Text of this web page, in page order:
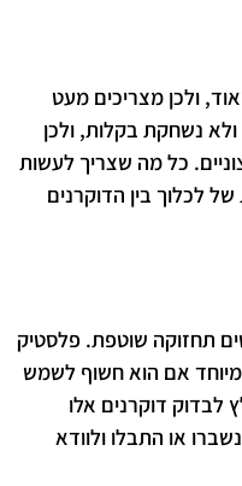
ולכן מצריכים מעט
ולא נשחקת בקלות, ולכן
כל מה שצריך לעשות
לכלוך בין הדוקרנים
תחזוקה שוטפת. פלסטיק
אם הוא חשוף לשמש
לבדוק דוקרנים אלו
או התבלו ולוודא